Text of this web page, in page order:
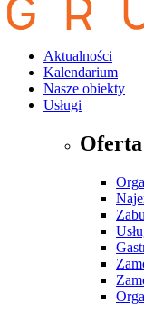
Aktualności
Kalendarium
Nasze obiekty
Usługi
Oferta